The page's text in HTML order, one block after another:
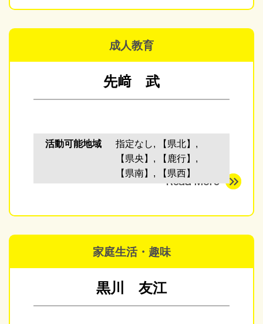
成人教育
先﨑 武
活動可能地域
指定なし, 【県北】,
【県央】, 【鹿行】,
【県南】, 【県西】
家庭生活・趣味
黒川 友江